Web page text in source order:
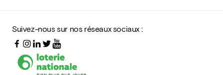
Suivez-nous sur nos réseaux sociaux :